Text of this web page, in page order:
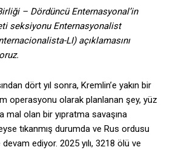
– Dördüncü Enternasyonal’in
seksiyonu Enternasyonalist
LI) açıklamasını
dört yıl sonra, Kremlin’e yakın bir
operasyonu olarak planlanan şey, yüz
mal olan bir yıpratma savaşına
tıkanmış durumda ve Rus ordusu
ediyor. 2025 yılı, 3218 ölü ve